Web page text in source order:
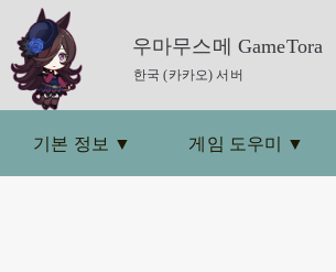
우마무스메 GameTora
한국 (카카오) 서버
기본 정보 ▼ 게임 도우미 ▼